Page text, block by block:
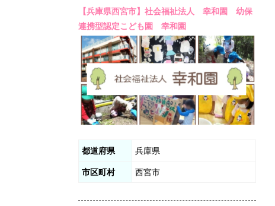
【兵庫県西宮市】社会福祉法人 幸和園 幼保
連携型認定こども園 幸和園
都道府県 兵庫県
市区町村 西宮市